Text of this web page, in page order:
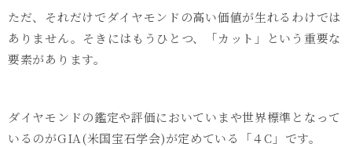
ただ、それだけでダイヤモンドの高い価値が生れるわけでは
ありません。そきにはもうひとつ、「カット」という重要な
要素があります。
ダイヤモンドの鑑定や評価においていまや世界標準となって
いるのがGIA(米国宝石学会)が定めている「４C 」です。